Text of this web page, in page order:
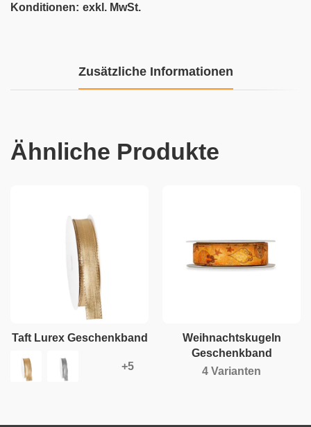
Konditionen: exkl. MwSt.
Zusätzliche Informationen
Ähnliche Produkte
Taft Lurex Geschenkband
Weihnachtskugeln
Geschenkband
4 Varianten